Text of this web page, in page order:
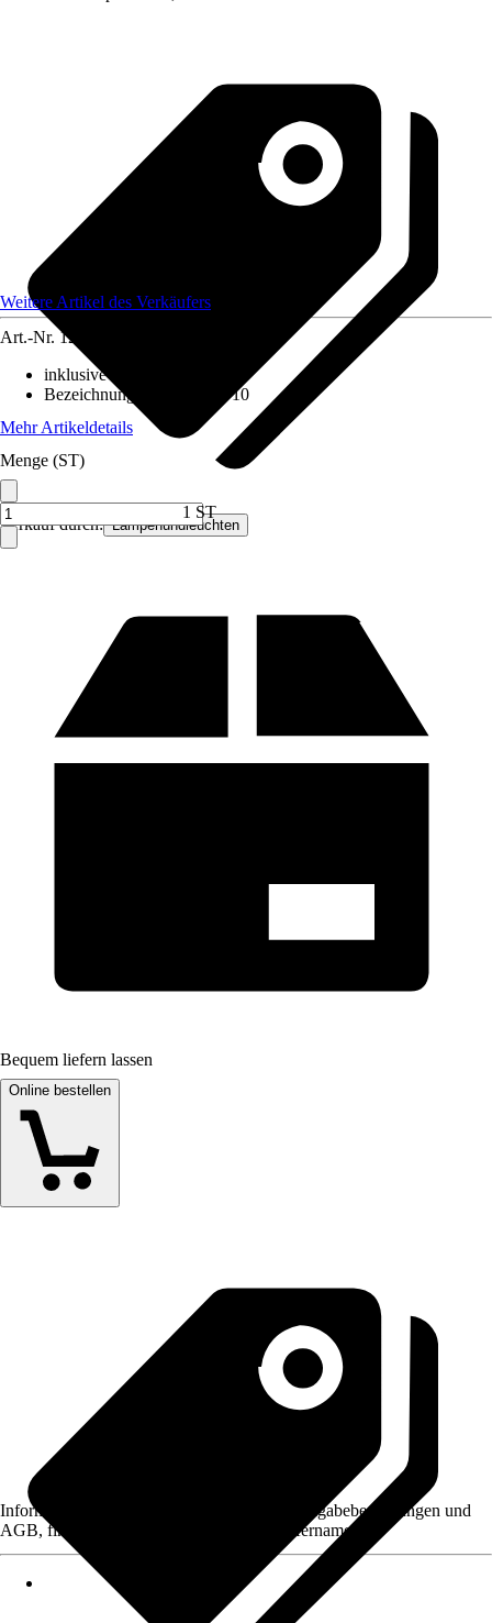
Verkauf durch: Lampenundleuchten
Weitere Artikel des Verkäufers
Art.-Nr. 12174928
inklusive Leuchtmittel
Bezeichnung Fassung
GU10
Mehr Artikeldetails
Menge (ST)
1 ST
Bequem liefern lassen
Online bestellen
Informationen des Verkäufers, wie z. B. Rückgabebedingungen und
AGB, finden Sie bei Klick auf den Verkäufernamen.